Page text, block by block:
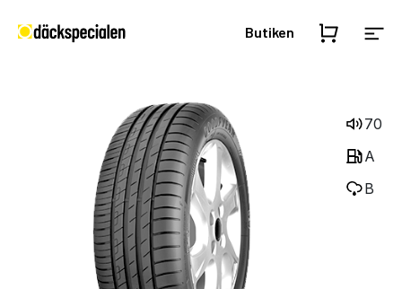
Butiken
70
A
B